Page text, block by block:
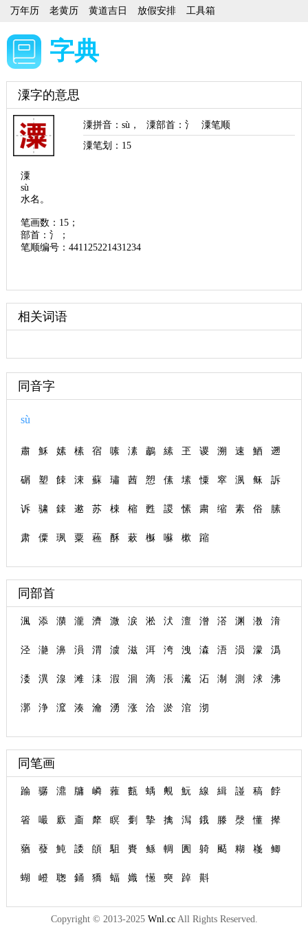
万年历 老黄历 黄道吉日 放假安排 工具箱
字典
潥字的意思
潥拼音 ：sù ， 潥部首 ：氵
潥笔顺
潥笔划： 15
潥
sù
水名。
笔画数：15；
部首：氵；
笔顺编号：441125221431234
相关词语
同音字
sù
肅 穌 嫊 榡 宿 嗉 溸 鷫 縤 玊 谡 溯 速 鯂 遡
碿 塑 餗 涑 蘇 璛 莤 愬 傃 塐 憟 窣 洬 稣 訴
诉 骕 鋉 遬 苏 梀 樎 甦 謖 愫 粛 缩 素 俗 膆
肃 僳 珟 粟 蘓 酥 蔌 櫯 囌 樕 蹜
同部首
渢 添 濻 瀧 濟 溦 涙 淞 汱 澶 潧 溚 渊 漖 湇
泾 濪 濞 溳 渭 澞 滋 洱 洿 洩 潹 浯 涢 濛 潙
涹 潩 湶 滩 洡 溊 洄 滴 涱 瀻 沰 淛 測 浗 沸
漷 浄 溛 湊 瀹 湧 涨 洽 淤 涫 沏
同笔画
踚 骣 濎 牗 嶙 蕥 甊 蝺 覥 魭 線 緝 諩 稿 餑
箵 嘬 廞 齑 犛 瞑 劐 摯 擒 澙 鋨 滕 漀 懂 撵
蕕 蕟 魨 諉 頧 駔 賚 鲧 輖 圚 躸 颳 糊 嶘 鲫
蝴 嶝 聦 銿 獢 蝠 嬂 憽 奭 踔 斢
Copyright © 2013-2025 Wnl.ccAll Rights Reserved.